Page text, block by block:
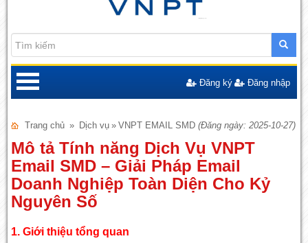
Đăng ký Đăng nhập
Trang chủ » Dịch vụ » VNPT EMAIL SMD (Đăng ngày: 2025-10-27)
Mô tả Tính năng Dịch Vụ VNPT
Email SMD – Giải Pháp Email
Doanh Nghiệp Toàn Diện Cho Kỷ
Nguyên Số
1. Giới thiệu tổng quan